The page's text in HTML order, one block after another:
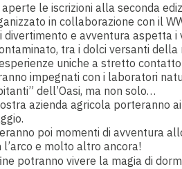
le iscrizioni alla seconda
in collaborazione con il
divertimento e avventura aspetta i
tra i dolci versanti
uniche a stretto
impegnati con i laboratori
dell’Oasi, ma non solo…
azienda agricola porteranno
poi momenti di avventura
e molto altro ancora!
potranno vivere la magia di